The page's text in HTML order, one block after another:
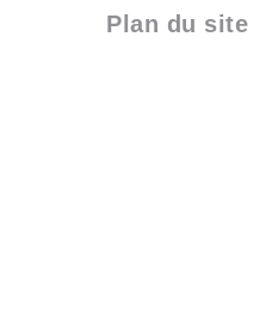
Plan du site